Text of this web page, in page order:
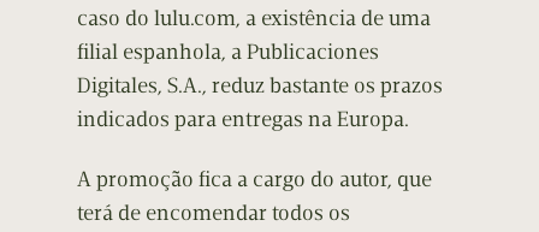
caso do lulu.com, a existência de uma
filial espanhola, a Publicaciones
Digitales, S.A., reduz bastante os prazos
indicados para entregas na Europa.
A promoção fica a cargo do autor, que
terá de encomendar todos os